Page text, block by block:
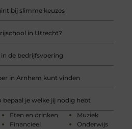
bij slimme keuzes
in Utrecht?
de bedrijfsvoering
in Arnhem kunt vinden
bepaal je welke jij nodig hebt
Eten en drinken
Financieel
Muziek
Onderwijs